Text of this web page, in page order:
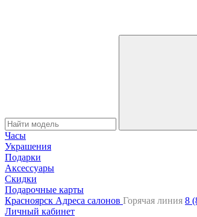
Часы
Украшения
Подарки
Аксессуары
Скидки
Подарочные карты
Красноярск Адреса салонов Горячая линия 8
Личный кабинет